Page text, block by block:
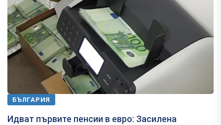
БЪЛГАРИЯ
Идват първите пенсии в евро: Засилена